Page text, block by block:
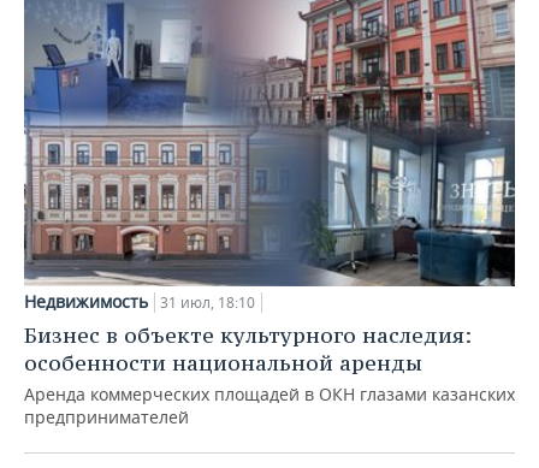
Недвижимость 31 июл, 18:10
Бизнес в объекте культурного наследия:
особенности национальной аренды
Аренда коммерческих площадей в ОКН глазами казанских
предпринимателей